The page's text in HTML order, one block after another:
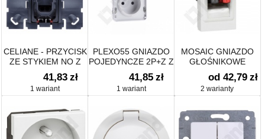
CELIANE - PRZYCISK
ZE STYKIEM NO Z
NIEZALEŻNYM
OBWODEM
PODŚWIETLENIA
41,83 zł
1 wariant
PLEXO55 GNIAZDO
POJEDYNCZE 2P+Z Z
PRZESŁONĄ
STYKÓW
41,85 zł
1 wariant
MOSAIC GNIAZDO
GŁOŚNIKOWE
ZŁĄCZA 4 MM2
od 42,79 zł
2 warianty